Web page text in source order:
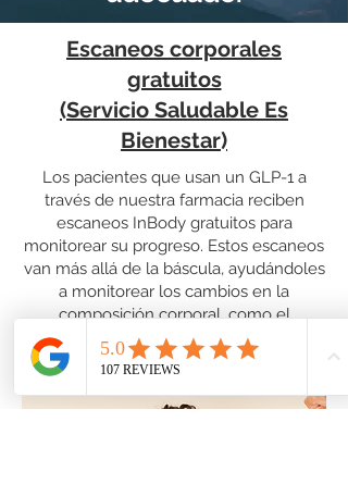
Escaneos corporales
gratuitos
(Servicio Saludable Es
Bienestar)
Los pacientes que usan un GLP-1 a
través de nuestra farmacia reciben
escaneos InBody gratuitos para
monitorear su progreso. Estos escaneos
van más allá de la báscula, ayudándoles
a monitorear los cambios en la
composición corporal, como el
fortalecimiento muscular y la pérdida de
peso, para que puedan estar seguros de